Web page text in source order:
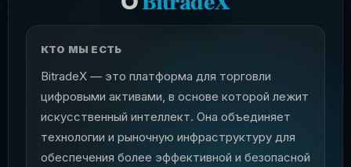
КТО МЫ ЕСТЬ
BitradeX — это платформа для торговли
цифровыми активами, в основе которой лежит
искусственный интеллект. Она объединяет
технологии и рыночную инфраструктуру для
обеспечения более эффективной и безопасной